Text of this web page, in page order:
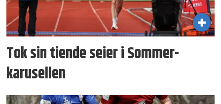
Tok sin tiende seier i Sommer­
karusellen